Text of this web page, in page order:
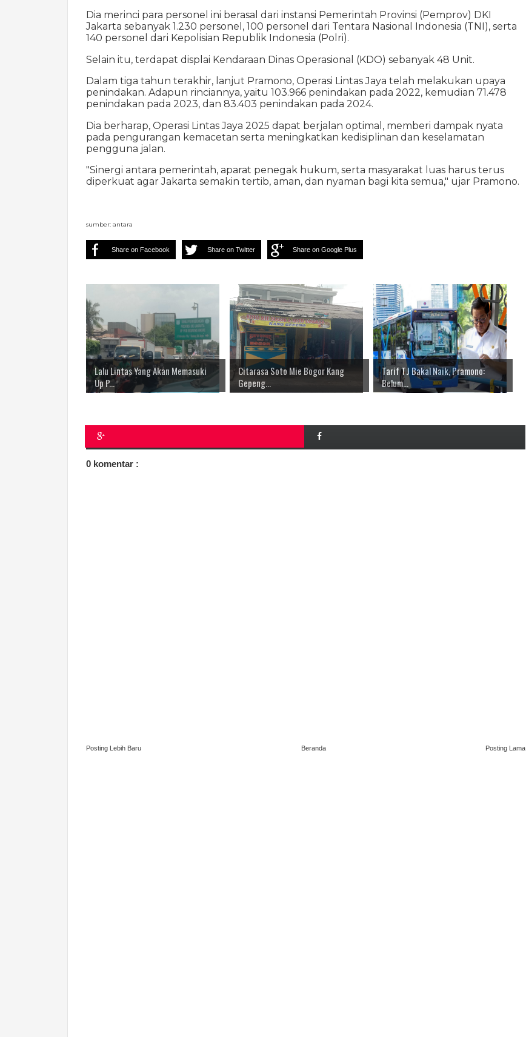
Dia merinci para personel ini berasal dari instansi Pemerintah Provinsi (Pemprov) DKI
Jakarta sebanyak 1.230 personel, 100 personel dari Tentara Nasional Indonesia (TNI), serta
140 personel dari Kepolisian Republik Indonesia (Polri).
Selain itu, terdapat displai Kendaraan Dinas Operasional (KDO) sebanyak 48 Unit.
Dalam tiga tahun terakhir, lanjut Pramono, Operasi Lintas Jaya telah melakukan upaya
penindakan. Adapun rinciannya, yaitu 103.966 penindakan pada 2022, kemudian 71.478
penindakan pada 2023, dan 83.403 penindakan pada 2024.
Dia berharap, Operasi Lintas Jaya 2025 dapat berjalan optimal, memberi dampak nyata
pada pengurangan kemacetan serta meningkatkan kedisiplinan dan keselamatan
pengguna jalan.
"Sinergi antara pemerintah, aparat penegak hukum, serta masyarakat luas harus terus
diperkuat agar Jakarta semakin tertib, aman, dan nyaman bagi kita semua," ujar Pramono.
sumber: antara
Share on Facebook Share on Twitter Share on Google Plus
Lalu Lintas Yang Akan Memasuki
Up P...
Citarasa Soto Mie Bogor Kang
Gepeng...
Tarif TJ Bakal Naik, Pramono:
Belum...
0 komentar :
Posting Lebih Baru Posting Lama
Beranda